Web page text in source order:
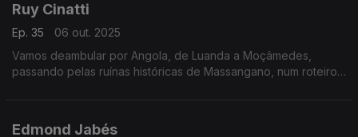
Ruy Cinatti
Ep. 35
06 out. 2025
Vamos deambular por Angola, de Luanda a Moçâmedes,
passando pelas ruínas históricas de Massangano, num roteiro
Edmond Jabés